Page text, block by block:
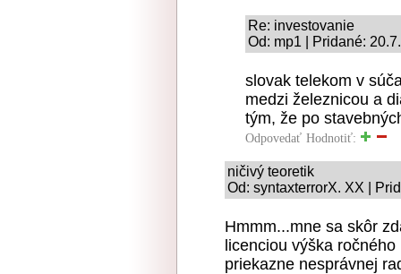
Re: investovanie
Od: mp1 | Pridané:
slovak telekom v
medzi železnicou a
tým, že po
Odpovedať Hodnotiť:
ničivý teoretik
Od: syntaxterrorX. XX |
Hmmm...mne sa skôr
licenciou výška
priekazne nesprávnej